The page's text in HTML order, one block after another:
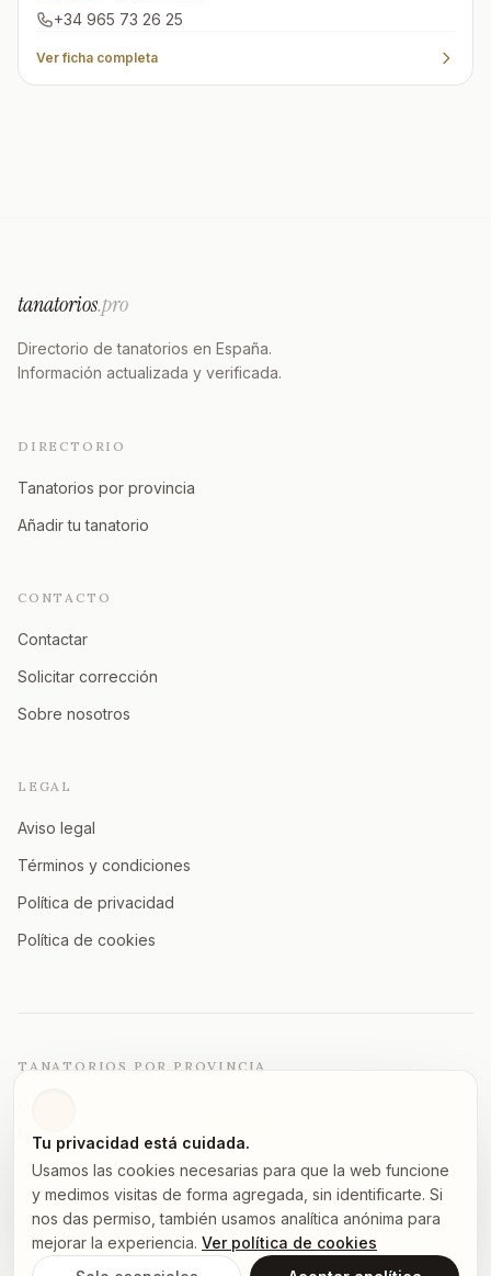
+34 965 73 26 25
Ver ficha completa
tanatorios.pro
Directorio de tanatorios en España.
Información actualizada y verificada.
DIRECTORIO
Tanatorios por provincia
Añadir tu tanatorio
CONTACTO
Contactar
Solicitar corrección
Sobre nosotros
LEGAL
Aviso legal
Términos y condiciones
Política de privacidad
Política de cookies
TANATORIOS POR PROVINCIA
Murcia
A Coruña Asturias Granada Ver todas →
2026
tanatorios.pro — Todos los derechos reservados
Los datos proceden de fuentes públicas. Notifica un error.
Tu privacidad está cuidada.
Usamos las cookies necesarias para que la web funcione
y medimos visitas de forma agregada, sin identificarte. Si
nos das permiso, también usamos analítica anónima para
mejorar la experiencia. Ver política de cookies